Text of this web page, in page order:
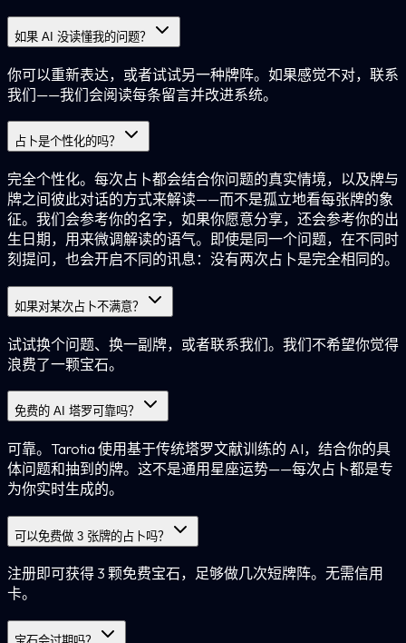
如果 AI 没读懂我的问题？
你可以重新表达，或者试试另一种牌阵。如果感觉不对，联系
我们——我们会阅读每条留言并改进系统。
占卜是个性化的吗？
完全个性化。每次占卜都会结合你问题的真实情境，以及牌与
牌之间彼此对话的方式来解读——而不是孤立地看每张牌的象
征。我们会参考你的名字，如果你愿意分享，还会参考你的出
生日期，用来微调解读的语气。即使是同一个问题，在不同时
刻提问，也会开启不同的讯息：没有两次占卜是完全相同的。
如果对某次占卜不满意？
试试换个问题、换一副牌，或者联系我们。我们不希望你觉得
浪费了一颗宝石。
免费的 AI 塔罗可靠吗？
可靠。Tarotia 使用基于传统塔罗文献训练的 AI，结合你的具
体问题和抽到的牌。这不是通用星座运势——每次占卜都是专
为你实时生成的。
可以免费做 3 张牌的占卜吗？
注册即可获得 3 颗免费宝石，足够做几次短牌阵。无需信用
卡。